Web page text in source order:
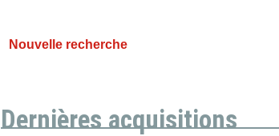
Nouvelle recherche
Dernières acquisitions